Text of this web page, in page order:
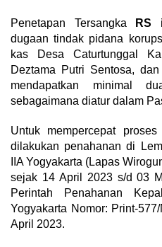
Penetapan Tersangka RS
dugaan tindak pidana
kas Desa Caturtunggal
Deztama Putri Sentosa,
mendapatkan minimal
sebagaimana diatur dalam
Untuk mempercepat
dilakukan penahanan di
IIA Yogyakarta (Lapas
sejak 14 April 2023 s/d 03
Perintah Penahanan
Yogyakarta Nomor: Print-
April 2023.